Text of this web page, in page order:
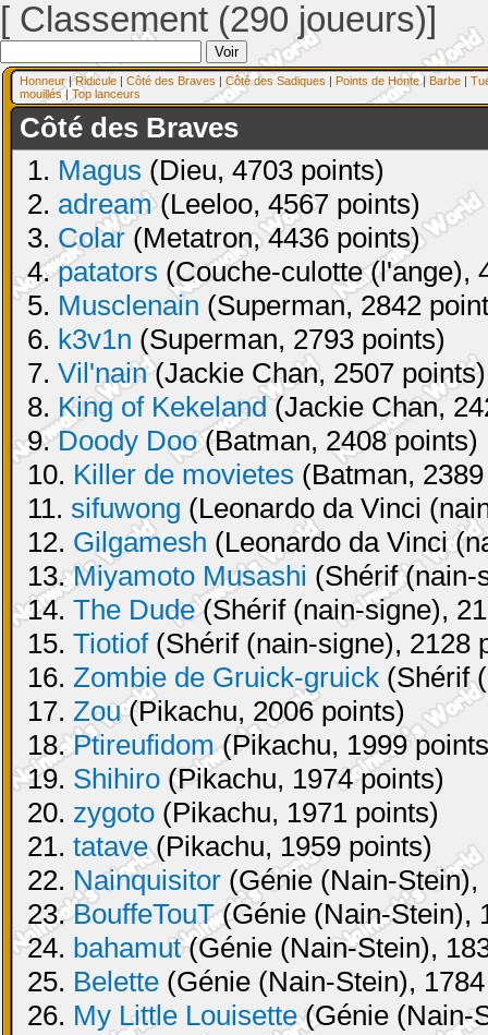
[ Classement (290 joueurs)]
Honneur|Ridicule | Côté des Braves | Côté des Sadiques | Points de Honte| Barbe |
mouillés| Top lanceurs
Côté des Braves
1. Magus (Dieu, 4703 points)
2. adream(Leeloo, 4567 points)
3. Colar (Metatron, 4436 points)
4.patators (Couche-culotte (l'ange),
5. Musclenain (Superman, 2842
6. k3v1n (Superman, 2793 points)
7. Vil'nain(Jackie Chan, 2507 points)
8. King of Kekeland(Jackie Chan,
9.Doody Doo(Batman, 2408 points)
10. Killer de movietes (Batman,
11. sifuwong (Leonardo da Vinci
12. Gilgamesh (Leonardo da Vinci
13.Miyamoto Musashi (Shérif (nain-
14. The Dude(Shérif (nain-signe),
15. Tiotiof(Shérif (nain-signe), 2128
16. Zombie de Gruick-gruick (Shérif
17. Zou(Pikachu, 2006 points)
18.Ptireufidom(Pikachu, 1999
19. Shihiro (Pikachu, 1974 points)
20. zygoto (Pikachu, 1971 points)
21. tatave(Pikachu, 1959 points)
22. Nainquisitor (Génie (Nain-Stein),
23.BouffeTouT(Génie (Nain-Stein),
24. bahamut(Génie (Nain-Stein),
25. Belette (Génie (Nain-Stein),
26. My Little Louisette(Génie (Nain-